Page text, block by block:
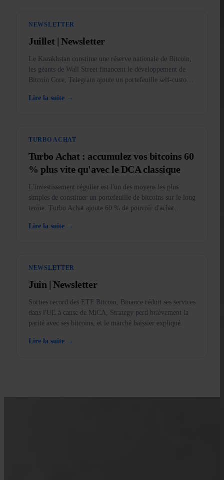
NEWSLETTER
Juillet | Newsletter
Le Kazakhstan constitue une réserve nationale de Bitcoin,
les géants de Wall Street financent le développement de
Bitcoin Core, Telegram ajoute un portefeuille self-custody,
aux États-Unis.
Lire la suite →
TURBO ACHAT
Turbo Achat : accumulez vos bitcoins 60
% plus vite qu'avec le DCA classique
L'investissement régulier est l'un des moyens les plus
simples de constituer un portefeuille de bitcoins sur le long
terme. Turbo Achat ajoute 60 % de pouvoir d'achat
Lire la suite →
NEWSLETTER
Juin | Newsletter
Sorties record des ETF Bitcoin, Binance réduit ses services
dans l'UE à cause de MiCA, Strategy perd brièvement la
parité avec ses bitcoins, et le marché baissier expliqué.
Lire la suite →